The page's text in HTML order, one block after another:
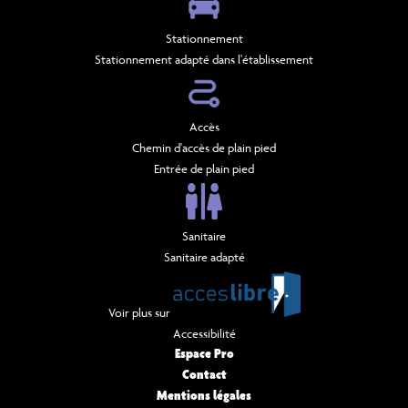
Stationnement
Stationnement adapté dans l'établissement
Accès
Chemin d'accès de plain pied
Entrée de plain pied
Sanitaire
Sanitaire adapté
Voir plus sur
Accessibilité
Espace Pro
Contact
Mentions légales